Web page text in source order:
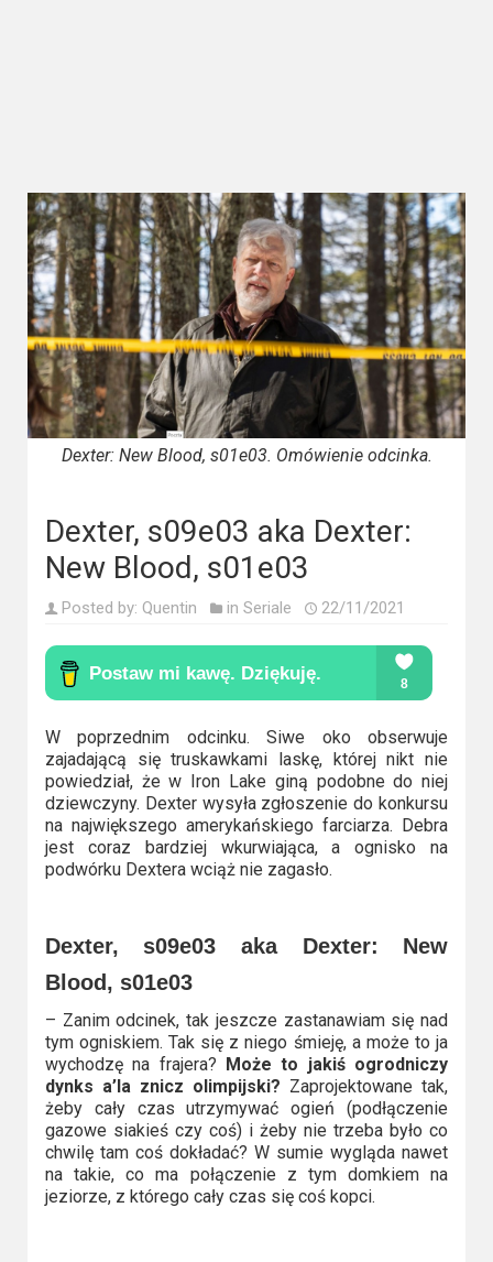
Filmy
dokumentalne
Horrory
Kino
azjatyckie
Kino
europejskie
polskie
Komedie
Korea
Południowa
Filmy
oparte
na
faktach
Thrillery
Amazon
Prime
Video
Apple
TV
+
Disney+
Dexter: New Blood, s01e03. Omówienie odcinka.
Dexter, s09e03 aka Dexter:
New Blood, s01e03
Posted by: Quentin in Seriale 22/11/2021
W poprzednim odcinku. Siwe oko obserwuje
zajadającą się truskawkami laskę, której nikt nie
powiedział, że w Iron Lake giną podobne do niej
dziewczyny. Dexter wysyła zgłoszenie do konkursu
na największego amerykańskiego farciarza. Debra
jest coraz bardziej wkurwiająca, a ognisko na
podwórku Dextera wciąż nie zagasło.
Dexter, s09e03 aka Dexter: New
Blood, s01e03
– Zanim odcinek, tak jeszcze zastanawiam się nad
tym ogniskiem. Tak się z niego śmieję, a może to ja
wychodzę na frajera? Może to jakiś ogrodniczy
dynks a’la znicz olimpijski? Zaprojektowane tak,
żeby cały czas utrzymywać ogień (podłączenie
gazowe siakieś czy coś) i żeby nie trzeba było co
chwilę tam coś dokładać? W sumie wygląda nawet
na takie, co ma połączenie z tym domkiem na
jeziorze, z którego cały czas się coś kopci.